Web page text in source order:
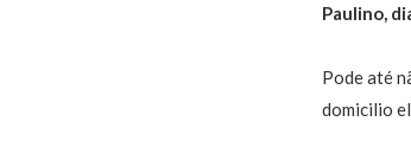
Paulino,
Pode até
domicilio